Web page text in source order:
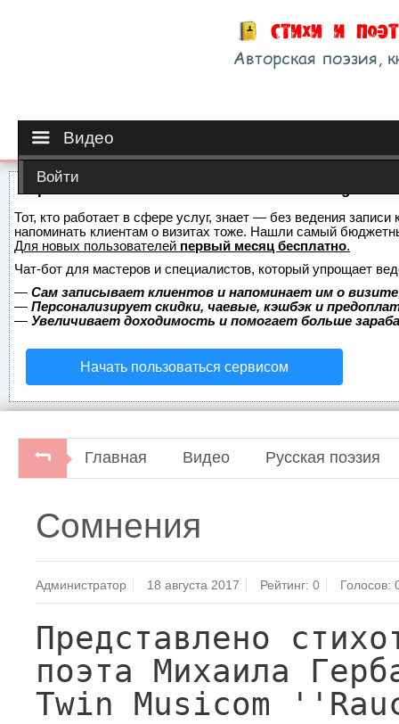
Видео
Войти
Тот, кто работает в сфере услуг, знает — без ведения
напоминать клиентам о визитах тоже. Нашли самый
Для новых пользователей первый месяц бесплатно.
Чат-бот для мастеров и специалистов, который упрощает
— Сам записывает клиентов и напоминает им о
— Персонализирует скидки, чаевые, кэшбэк и
— Увеличивает доходимость и помогает больше
Начать пользоваться сервисом
Главная Видео Русская поэзия
Сомнения
Администратор 18 августа 2017 Рейтинг:0 Голосов:
Представлено
поэта Михаила
Twin Musicom